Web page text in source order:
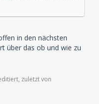
in den nächsten
über das ob und wie zu
zuletzt von